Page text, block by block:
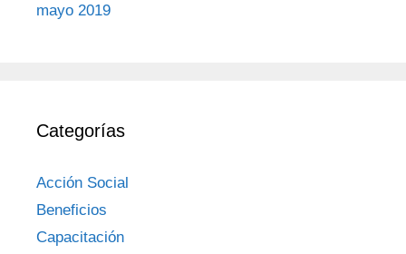
mayo 2019
Categorías
Acción Social
Beneficios
Capacitación